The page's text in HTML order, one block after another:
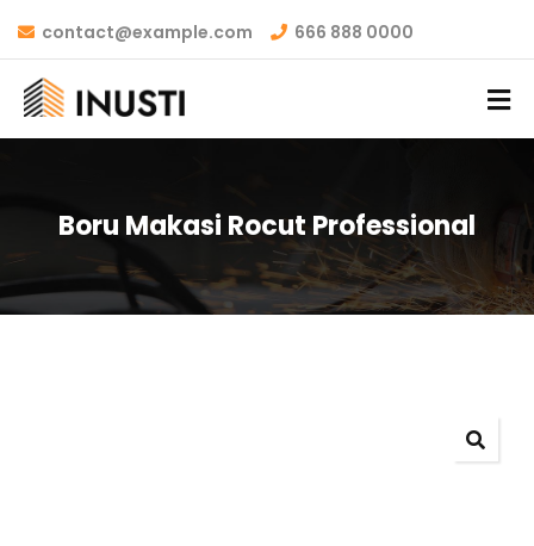
contact@example.com 666 888 0000
Boru Makasi Rocut Professional